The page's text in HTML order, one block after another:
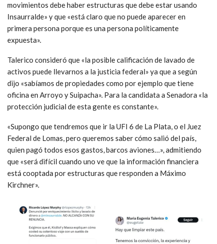
movimientos debe haber estructuras que debe estar usando
Insaurralde» y que «está claro que no puede aparecer en
primera persona porque es una persona políticamente
expuesta».
Talerico consideró que «la posible calificación de lavado de
activos puede llevarnos a la justicia federal» ya que a según
dijo «sabíamos de propiedades como por ejemplo que tiene
oficina en Arroyo y Suipacha». Para la candidata a Senadora «la
protección judicial de esta gente es constante».
«Supongo que tendremos que ir la UFI 6 de La Plata, o el Juez
Federal de Lomas, pero queremos saber cómo salió del país,
quien pagó todos esos gastos, barcos aviones…», admitiendo
que «será difícil cuando uno ve que la información financiera
está cooptada por estructuras que responden a Máximo
Kirchner».